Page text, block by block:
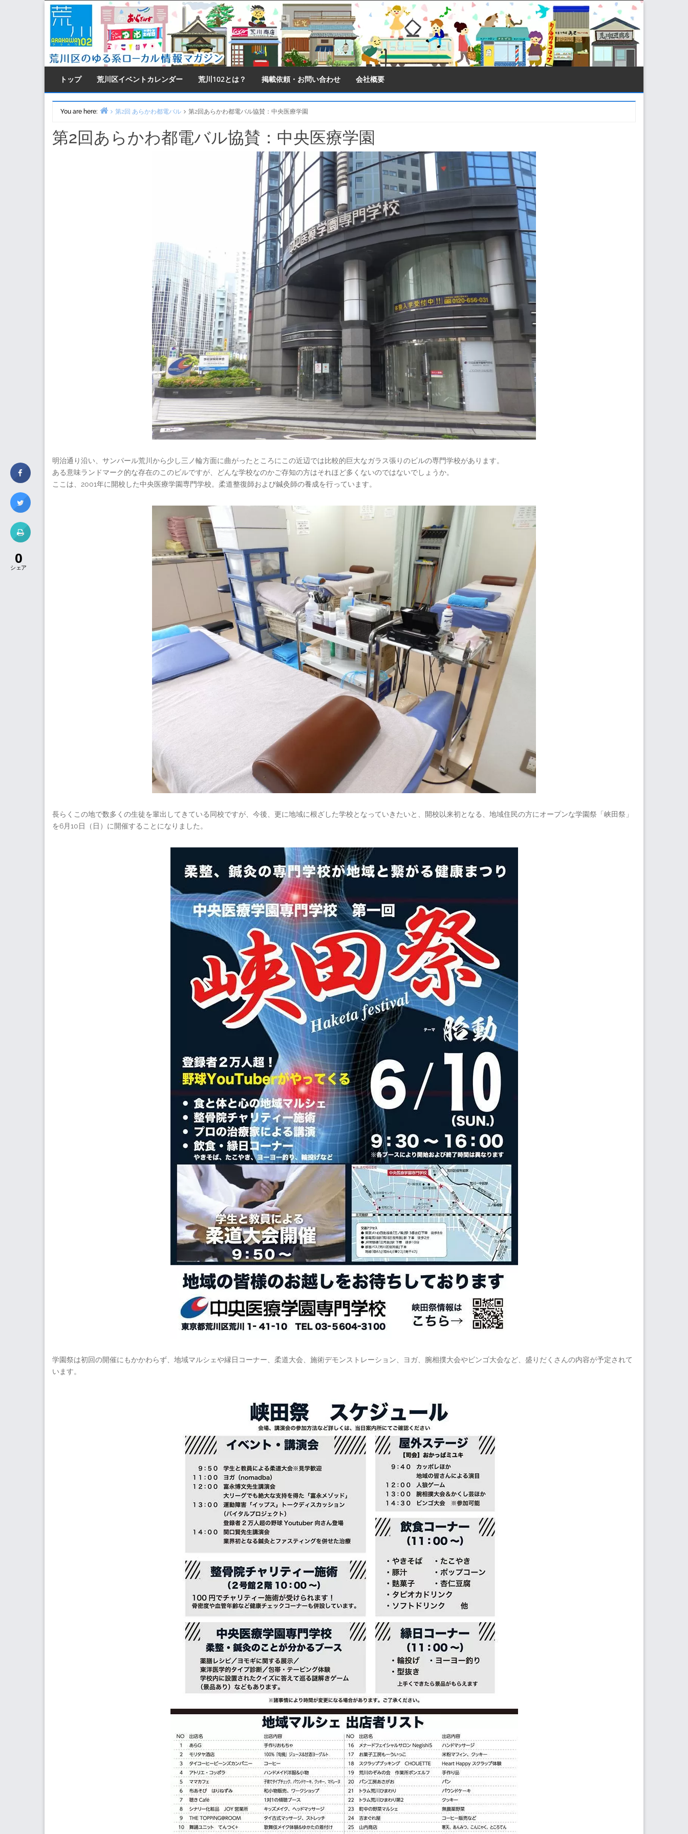
Skip
content
トップ 荒川区イベントカレンダー 荒川102とは？ 掲載依頼・お問い合わせ 会社概要
You are here:
第2回 あらかわ都電バル 第2回あらかわ都電バル協賛：中央医療学園
第2回あらかわ都電バル協賛：中央医療学園
明治通り沿い、サンパール荒川から少し三ノ輪方面に曲がったところにこの近辺では比較的巨大なガラス張りのビルの専門学校があります。
ある意味ランドマーク的な存在のこのビルですが、どんな学校なのかご存知の方はそれほど多くないのではないでしょうか。
ここは、2001年に開校した中央医療学園専門学校。柔道整復師および鍼灸師の養成を行っています。
長らくこの地で数多くの生徒を輩出してきている同校ですが、今後、更に地域に根ざした学校となっていきたいと、開校以来初となる、地域住民の方にオープンな学園祭「峡田祭」
を6月10日（日）に開催することになりました。
学園祭は初回の開催にもかかわらず、地域マルシェや縁日コーナー、柔道大会、施術デモンストレーション、ヨガ、腕相撲大会やビンゴ大会など、盛りだくさんの内容が予定されて
います。
0
シェア